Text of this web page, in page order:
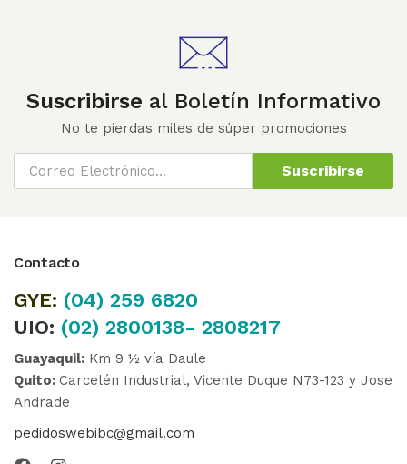
Suscribirse al Boletín Informativo
No te pierdas miles de súper promociones
Suscribirse
Contacto
GYE: (04) 259 6820
UIO: (02) 2800138- 2808217
Guayaquil: Km 9 ½ vía Daule
Quito: Carcelén Industrial, Vicente Duque N73-123 y Jose
Andrade
pedidoswebibc@gmail.com